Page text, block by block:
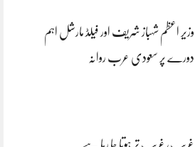
وزیر اعظم شہباز شریف اور فیلڈ مارشل اہم
دورے پر سعودی عرب روانہ
غریب، غریب تر ہوتا جا رہا ہے